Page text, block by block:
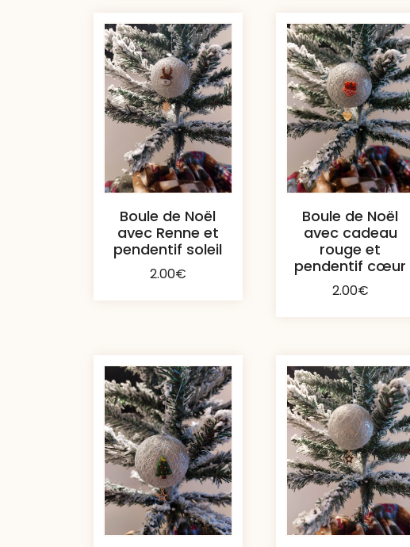
Boule de Noël
avec Renne et
pendentif soleil
2.00€
Boule de Noël
avec cadeau
rouge et
pendentif cœur
2.00€